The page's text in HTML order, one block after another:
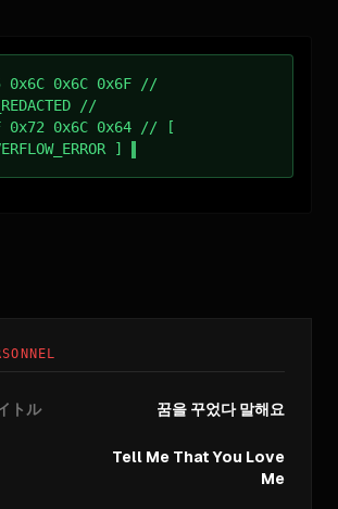
0x6C 0x6C 0x6F //
//
0x72 0x6C 0x64 // [
]
トル 꿈을 꾸었다 말해요
Tell Me That You Love
Me